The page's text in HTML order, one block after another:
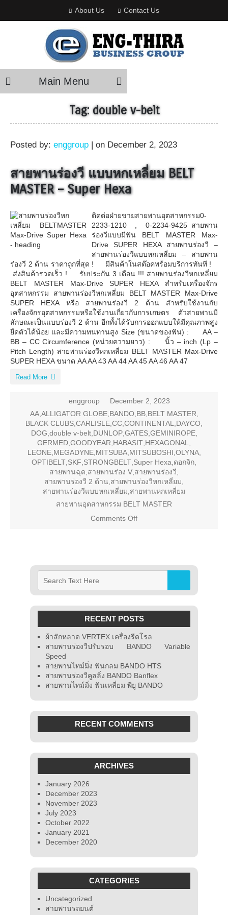
About Us Contact Us
Main Menu
Tag:double v-belt
Posted by: enggroup | on December 2, 2023
สายพานร่องวี แบบหกเหลี่ยม BELT
MASTER – Super Hexa
ติดต่อฝ่ายขายสายพานอุตสาหกรรม0-
2233-1210 , 0-2234-9425 สายพาน
ร่องวีแบบมีฟัน BELT MASTER Max-
Drive SUPER HEXA สายพานร่องวี –
สายพานร่องวีแบบหกเหลี่ยม – สายพาน
ร่องวี 2 ด้าน ราคาถูกที่สุด ! มีสินค้าในสต๊อคพร้อมบริการทันที !
ส่งสินค้ารวดเร็ว ! รับประกัน 3 เดือน !!! สายพานร่องวีหกเหลี่ยม
BELT MASTER Max-Drive SUPER HEXA สำหรับเครื่องจักร
อุตสาหกรรม สายพานร่องวีหกเหลี่ยม BELT MASTER Max-Drive
SUPER HEXA หรือ สายพานร่องวี 2 ด้าน สำหรับใช้งานกับ
เครื่องจักรอุตสาหกรรมหรือใช้งานเกี่ยวกับการเกษตร ตัวสายพานมี
ลักษณะเป็นแบบร่องวี 2 ด้าน อีกทั้งได้รับการออกแบบให้มีคุณภาพสูง
ยืดตัวได้น้อย และมีความทนทานสูง Size (ขนาดของฟัน) : AA –
BB – CC Circumference (หน่วยความยาว) : นิ้ว – inch (Lp –
Pitch Length) สายพานร่องวีหกเหลี่ยม BELT MASTER Max-Drive
SUPER HEXA ขนาด AA AA 43 AA 44 AA 45 AA 46 AA 47
Read More
enggroup
December 2, 2023
AA, ALLIGATOR GLOBE, BANDO BB, BELT MASTER
BLACK CLUBS CARLISLE CC CONTINENTAL DAYCO
DOG double v-belt, DUNLOP, GATES, GEMINIROPE,
GERMED GOODYEAR HABASIT HEXAGONAL
LEONE, MEGADYNE, MITSUBA, MITSUBOSHI OLYNA,
OPTIBELT SKF STRONGBELT Super Hexa ดอกจิก
สายพานฉุด สายพานร่อง V สายพานร่องวี
สายพานร่องวี 2 ด้าน สายพานร่องวีหกเหลี่ยม
สายพานร่องวีแบบหกเหลี่ยม สายพานหกเหลี่ยม
สายพานอุตสาหกรรม BELT MASTER
Comments Off
BELT
– Super
RECENT POSTS
ผ้าสักหลาด VERTEX เครื่องรีดโรล
สายพานร่องวีปรับรอบ BANDO Variable
Speed
สายพานไทม์มิ่ง ฟันกลม BANDO HTS
สายพานร่องวีคูลลิ่ง BANDO Banflex
สายพานไทม์มิ่ง ฟันเหลี่ยม พียู BANDO
RECENT COMMENTS
ARCHIVES
January 2026
December 2023
November 2023
July 2023
October 2022
January 2021
December 2020
CATEGORIES
Uncategorized
สายพานรถยนต์